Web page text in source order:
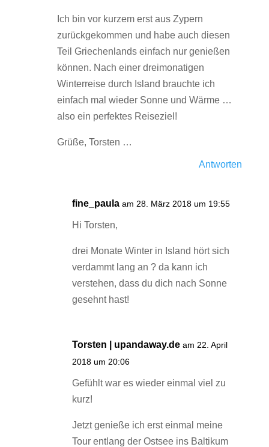
Ich bin vor kurzem erst aus Zypern
zurückgekommen und habe auch diesen
Teil Griechenlands einfach nur genießen
können. Nach einer dreimonatigen
Winterreise durch Island brauchte ich
einfach mal wieder Sonne und Wärme …
also ein perfektes Reiseziel!
Grüße, Torsten …
Antworten
fine_paula am 28. März 2018 um 19:55
Hi Torsten,
drei Monate Winter in Island hört sich
verdammt lang an ? da kann ich
verstehen, dass du dich nach Sonne
gesehnt hast!
Torsten | upandaway.de am 22. April
2018 um 20:06
Gefühlt war es wieder einmal viel zu
kurz!
Jetzt genieße ich erst einmal meine
Tour entlang der Ostsee ins Baltikum